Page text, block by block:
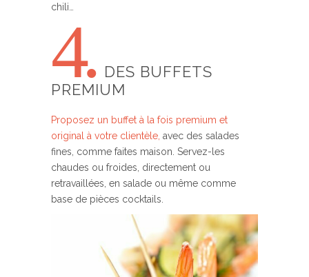
chili…
4.DES BUFFETS
PREMIUM
Proposez un buffet à la fois premium et
original à votre clientèle, avec des salades
fines, comme faites maison. Servez-les
chaudes ou froides, directement ou
retravaillées, en salade ou même comme
base de pièces cocktails.